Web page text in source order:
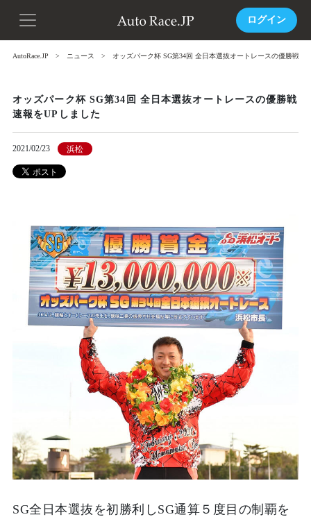
ログイン
AutoRace.JP ニュース オッズパーク杯 SG第34回 全日本選抜オートレースの優勝戦速
オッズパーク杯 SG第34回 全日本選抜オートレースの優勝戦
速報をUPしました
2021/02/23 浜松
SG全日本選抜を初勝利しSG通算５度目の制覇を